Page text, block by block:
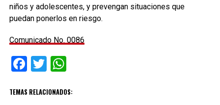
niños y adolescentes, y prevengan situaciones que
puedan ponerlos en riesgo.
Comunicado No. 0086
Facebook
TwitterWhatsApp
TEMAS RELACIONADOS: